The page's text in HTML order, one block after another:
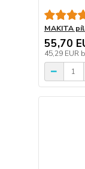
MAKITA
55,70
45,29 EUR